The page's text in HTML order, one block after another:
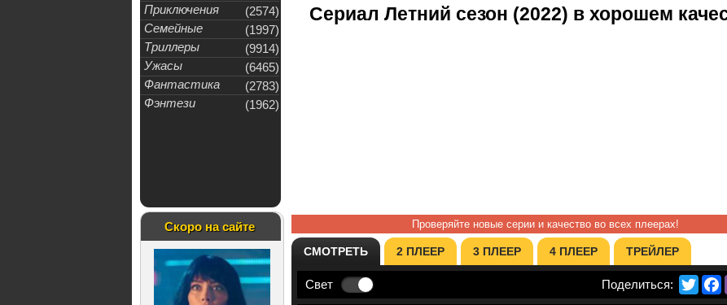
Приключения
(2574)
Семейные
(1997)
Триллеры
(9914)
Ужасы
(6465)
Фантастика
(2783)
Фэнтези
(1962)
Скоро на сайте
Сериал Летний сезон (2022) в хорошем
Проверяйте новые серии и качество во всех плеерах!
СМОТРЕТЬ 2 ПЛЕЕР 3 ПЛЕЕР 4 ПЛЕЕР ТРЕЙЛЕР
Свет